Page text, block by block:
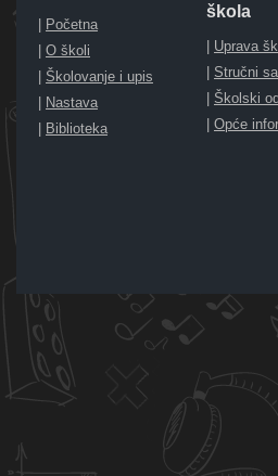
| Početna
| O školi
| Školovanje i upis
| Nastava
| Biblioteka
škola
| Uprava
| Stručni
| Školski
| Opće